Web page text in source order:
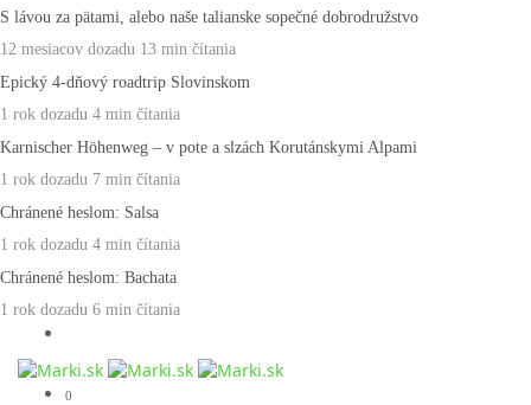
S lávou za pätami, alebo naše talianske sopečné dobrodružstvo
12 mesiacov dozadu 13 min čítania
Epický 4-dňový roadtrip Slovinskom
1 rok dozadu 4 min čítania
Karnischer Höhenweg – v pote a slzách Korutánskymi Alpami
1 rok dozadu 7 min čítania
Chránené heslom: Salsa
1 rok dozadu 4 min čítania
Chránené heslom: Bachata
1 rok dozadu 6 min čítania
0